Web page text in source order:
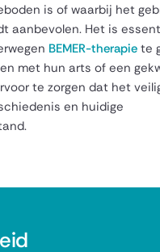
is of waarbij het
aanbevolen. Het is
BEMER-therapie te
met hun arts of een
te zorgen dat het
en huidige